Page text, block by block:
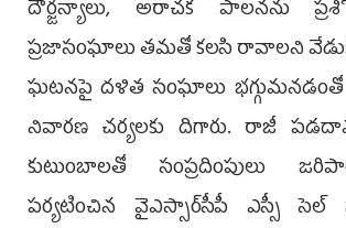
దౌర్జన్యాలు, అరాచక పాలనను
ప్రజాసంఘాలు తమతో కలసి రావాలని
ఘటనపై దళిత సంఘాలు భగ్గుమనడంతో
నివారణ చర్యలకు దిగారు. రాజీ
కుటుంబాలతో సంప్రదింపులు
పర్యటించిన వైఎస్సార్‌సీపీ ఎస్సీ